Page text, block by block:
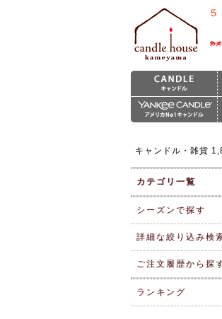
キャンドル・雑貨
カテゴリ一覧
シーズンで探す
詳細な絞り込み検
ご注文履歴から探
ランキング